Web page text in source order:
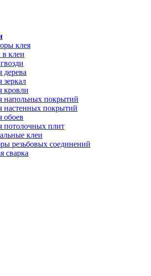
клея
в клеи
дерева
зеркал
кровли
напольных покрытий
настенных покрытий
обоев
потолочных плит
клеи
резьбовых соединений
сварка